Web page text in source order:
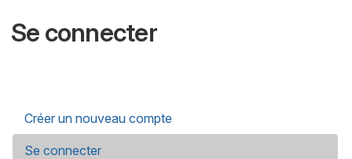
Se connecter
Onglets principaux
Créer un nouveau compte
Se connecter